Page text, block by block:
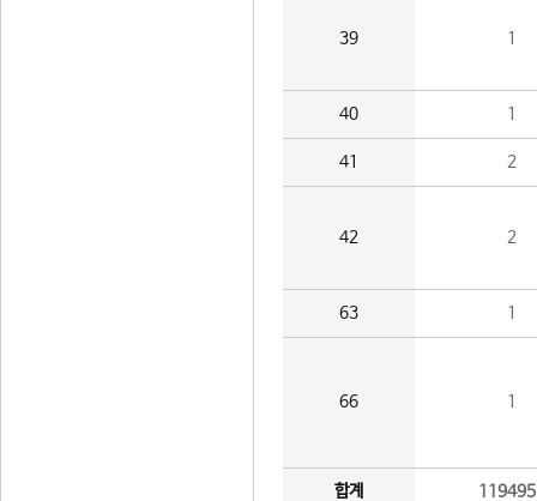
39 1
40 1
41 2
42 2
63 1
66 1
합계